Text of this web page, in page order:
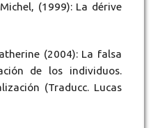
Michel, (1999): La dérive
(2004): La falsa
de los individuos.
(Traducc. Lucas